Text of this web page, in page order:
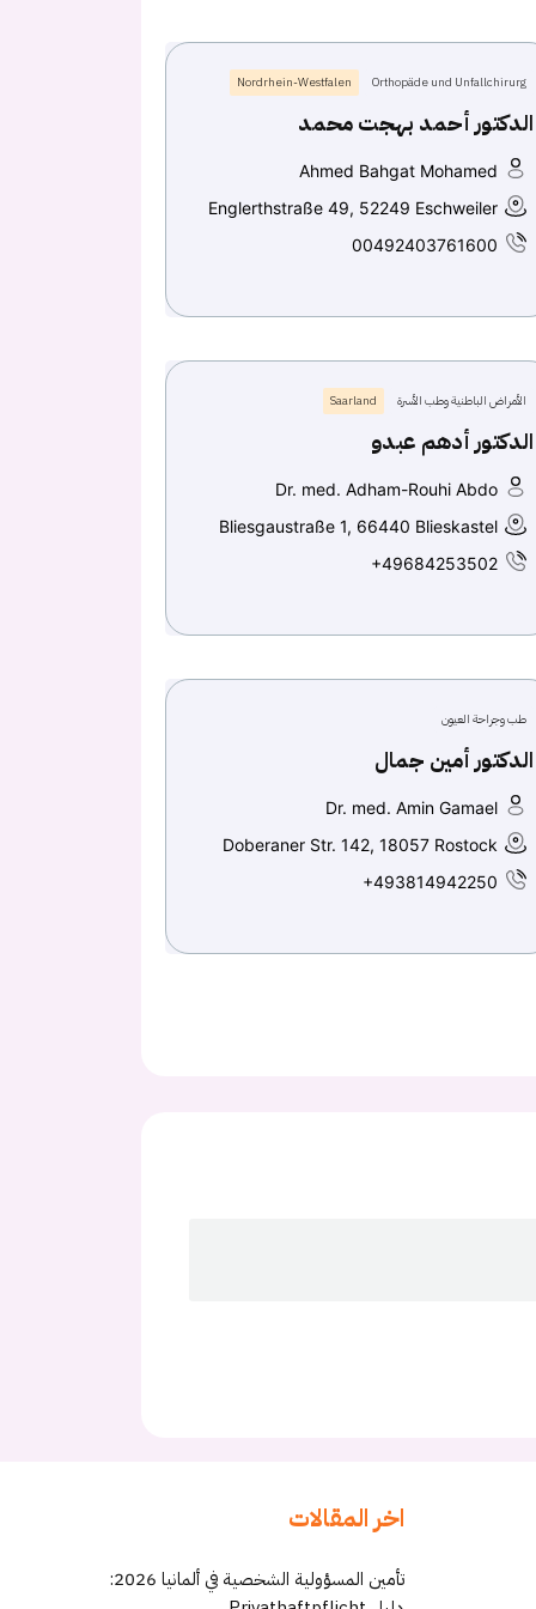
Orthopäde und Unfallchirurg
Nordrhein-Westfalen
الدكتور أحمد بهجت محمد
Ahmed Bahgat Mohamed
Englerthstraße 49, 52249 Eschweiler
00492403761600
الأمراض الباطنية وطب الأسرة Saarland
الدكتور أدهم عبدو
Dr. med. Adham-Rouhi Abdo
Bliesgaustraße 1, 66440 Blieskastel
+49684253502
طب وجراحة العيون
الدكتور أمين جمال
Dr. med. Amin Gamael
Doberaner Str. 142, 18057 Rostock
+493814942250
اخر المقالات
تأمين المسؤولية الشخصية في ألمانيا 2026: